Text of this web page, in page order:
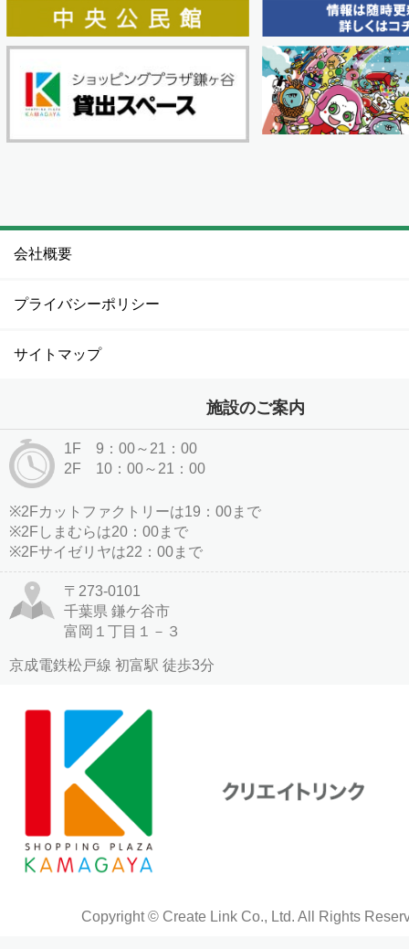
会社概要
プライバシーポリシー
サイトマップ
施設のご案内
1F 9：00～21：00
2F 10：00～21：00
※2Fカットファクトリーは19：00まで
※2Fしまむらは20：00まで
※2Fサイゼリヤは22：00まで
〒273-0101
千葉県 鎌ケ谷市
富岡１丁目１－３
京成電鉄松戸線 初富駅 徒歩3分
Copyright © Create Link Co., Ltd. All Rights